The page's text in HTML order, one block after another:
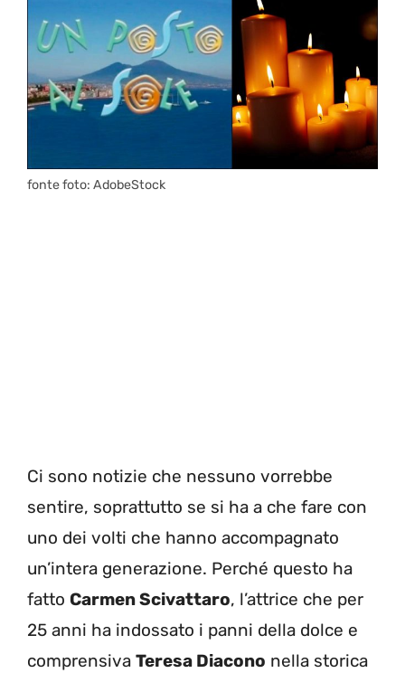
fonte foto: AdobeStock
Ci sono notizie che nessuno vorrebbe
sentire, soprattutto se si ha a che fare con
uno dei volti che hanno accompagnato
un’intera generazione. Perché questo ha
fatto Carmen Scivattaro, l’attrice che per
25 anni ha indossato i panni della dolce e
comprensiva Teresa Diacono nella storica